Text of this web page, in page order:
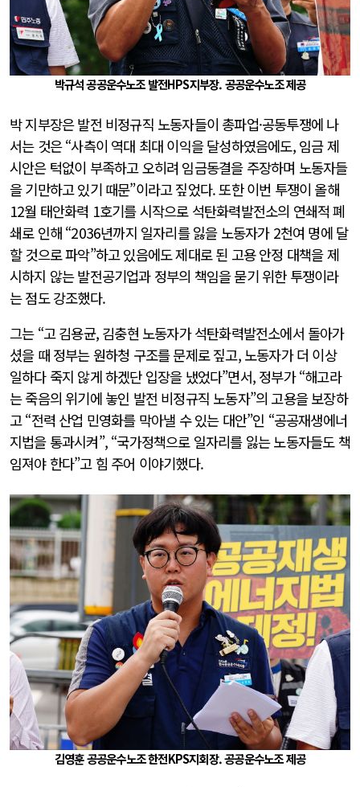
박규석 공공운수노조 발전HPS지부장. 공공운수노조 제공
박 지부장은 발전 비정규직 노동자들이 총파업·공동투쟁에 나
서는 것은 “사측이 역대 최대 이익을 달성하였음에도, 임금 제
시안은 턱없이 부족하고 오히려 임금동결을 주장하며 노동자들
을 기만하고 있기 때문”이라고 짚었다. 또한 이번 투쟁이 올해
12월 태안화력 1호기를 시작으로 석탄화력발전소의 연쇄적 폐
쇄로 인해 “2036년까지 일자리를 잃을 노동자가 2천여 명에 달
할 것으로 파악”하고 있음에도 제대로 된 고용 안정 대책을 제
시하지 않는 발전공기업과 정부의 책임을 묻기 위한 투쟁이라
는 점도 강조했다.
그는 “고 김용균, 김충현 노동자가 석탄화력발전소에서 돌아가
셨을 때 정부는 원하청 구조를 문제로 짚고, 노동자가 더 이상
일하다 죽지 않게 하겠단 입장을 냈었다”면서, 정부가 “해고라
는 죽음의 위기에 놓인 발전 비정규직 노동자”의 고용을 보장하
고 “전력 산업 민영화를 막아낼 수 있는 대안”인 “공공재생에너
지법을 통과시켜”, “국가정책으로 일자리를 잃는 노동자들도 책
임져야 한다”고 힘 주어 이야기했다.
김영훈 공공운수노조 한전KPS지회장. 공공운수노조 제공